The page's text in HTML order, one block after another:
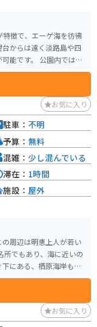
徴で、エーゲ海を彷彿
からは遠く淡路島や四
園内では、
陽100選」にも選ばれた
園は和歌山県立自然公
がら多くの訪問者に開
く丼やしらす丼、えび
から徒歩5分くらいのとこ
お気に入り
周辺は明恵上人が若い
所でもあり、海に近いの
にある、栖原海岸も非
駐車： 不明
予算： 無料
混雑： 少し混んでいる
滞在： 1時間
施設： 屋外
お気に入り